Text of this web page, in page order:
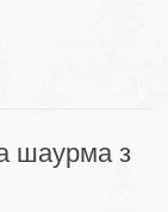
шаурма з